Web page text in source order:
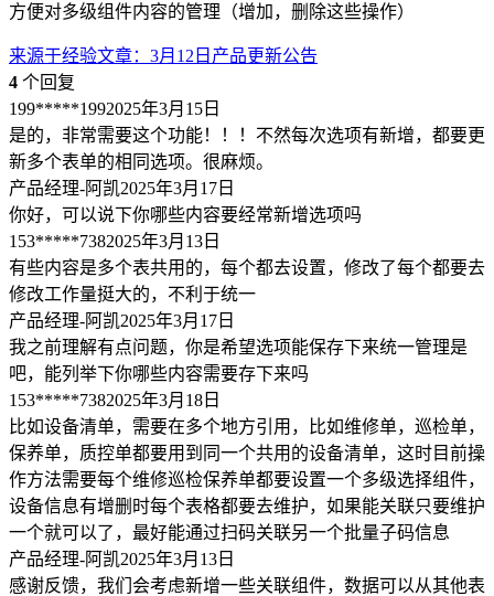
方便对多级组件内容的管理（增加，删除这些操作）
来源于经验文章： 3月12日产品更新公告
4 个回复
199*****1992025年3月15日
是的，非常需要这个功能！！！不然每次选项有新增，都要更
新多个表单的相同选项。很麻烦。
产品经理-阿凯2025年3月17日
你好，可以说下你哪些内容要经常新增选项吗
153*****7382025年3月13日
有些内容是多个表共用的，每个都去设置，修改了每个都要去
修改工作量挺大的，不利于统一
产品经理-阿凯2025年3月17日
我之前理解有点问题，你是希望选项能保存下来统一管理是
吧，能列举下你哪些内容需要存下来吗
153*****7382025年3月18日
比如设备清单，需要在多个地方引用，比如维修单，巡检单，
保养单，质控单都要用到同一个共用的设备清单，这时目前操
作方法需要每个维修巡检保养单都要设置一个多级选择组件，
设备信息有增删时每个表格都要去维护，如果能关联只要维护
一个就可以了，最好能通过扫码关联另一个批量子码信息
产品经理-阿凯2025年3月13日
感谢反馈，我们会考虑新增一些关联组件，数据可以从其他表